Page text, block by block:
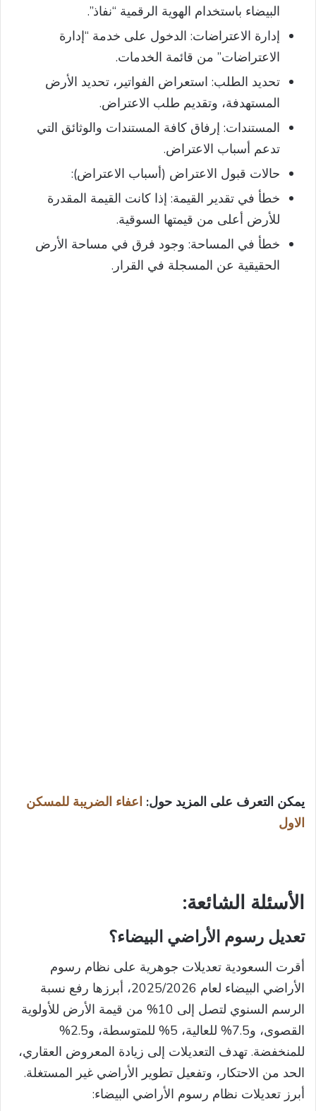
البيضاء باستخدام الهوية الرقمية “نفاذ”.
إدارة الاعتراضات: الدخول على خدمة “إدارة
الاعتراضات” من قائمة الخدمات.
تحديد الطلب: استعراض الفواتير، تحديد الأرض
المستهدفة، وتقديم طلب الاعتراض.
المستندات: إرفاق كافة المستندات والوثائق التي
تدعم أسباب الاعتراض.
حالات قبول الاعتراض (أسباب الاعتراض):
خطأ في تقدير القيمة: إذا كانت القيمة المقدرة
للأرض أعلى من قيمتها السوقية.
خطأ في المساحة: وجود فرق في مساحة الأرض
الحقيقية عن المسجلة في القرار.
يمكن التعرف على المزيد حول: اعفاء الضريبة للمسكن
الاول
الأسئلة الشائعة:
تعديل رسوم الأراضي البيضاء؟
أقرت السعودية تعديلات جوهرية على نظام رسوم
الأراضي البيضاء لعام 2025/2026، أبرزها رفع نسبة
الرسم السنوي لتصل إلى 10% من قيمة الأرض للأولوية
القصوى، و7.5% للعالية، 5% للمتوسطة، و2.5%
للمنخفضة. تهدف التعديلات إلى زيادة المعروض العقاري،
الحد من الاحتكار، وتفعيل تطوير الأراضي غير المستغلة.
أبرز تعديلات نظام رسوم الأراضي البيضاء: